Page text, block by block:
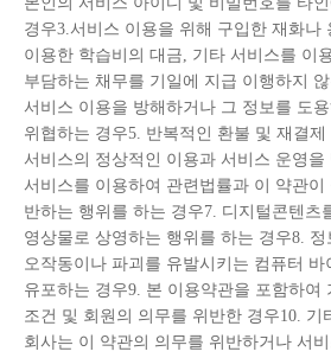
경우3.서비스 이용을 위해 구입한 재화나
이용한 학습비의 대금, 기타 서비스를 이
부담하는 채무를 기일에 지급 이행하지
서비스 이용을 방해하거나 그 정보를 도
위협하는 경우5. 반복적인 환불 및 재결
서비스의 정상적인 이용과 서비스 운영을
서비스를 이용하여 관련법률과 이 약관이
반하는 행위를 하는 경우7. 디지털콘텐츠
영상물로 상영하는 행위를 하는 경우8. 정
오작동이나 파괴를 유발시키는 컴퓨터
유포하는 경우9. 본 이용약관을 포함하여
조건 및 회원의 의무를 위반한 경우10.
회사는 이 약관의 의무를 위반하거나 서